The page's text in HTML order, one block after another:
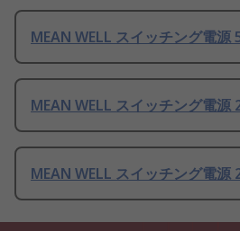
MEAN WELL スイッチング電源
MEAN WELL スイッチング電源
MEAN WELL スイッチング電源